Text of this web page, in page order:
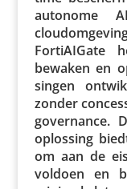
autonome
Forti­AI­Gate
bewaken en
singen
zonder
gover­nance.
oplossing
om aan de
voldoen en